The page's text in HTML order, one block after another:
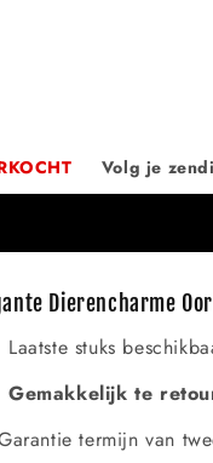
Volg je
Dierencharme
Laatste stuks
Gemakkelijk te
termijn van